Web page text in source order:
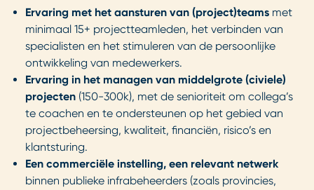
Ervaring met het aansturen van (project)teams met
minimaal 15+ projectteamleden, het verbinden van
specialisten en het stimuleren van de persoonlijke
ontwikkeling van medewerkers.
Ervaring in het managen van middelgrote (civiele)
projecten (150-300k), met de senioriteit om collega’s
te coachen en te ondersteunen op het gebied van
projectbeheersing, kwaliteit, financiën, risico’s en
klantsturing.
Een commerciële instelling, een relevant netwerk
binnen publieke infrabeheerders (zoals provincies,